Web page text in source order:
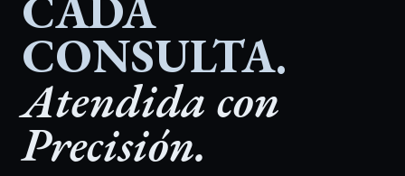
CONSULTA.
Atendida con
Precisión.